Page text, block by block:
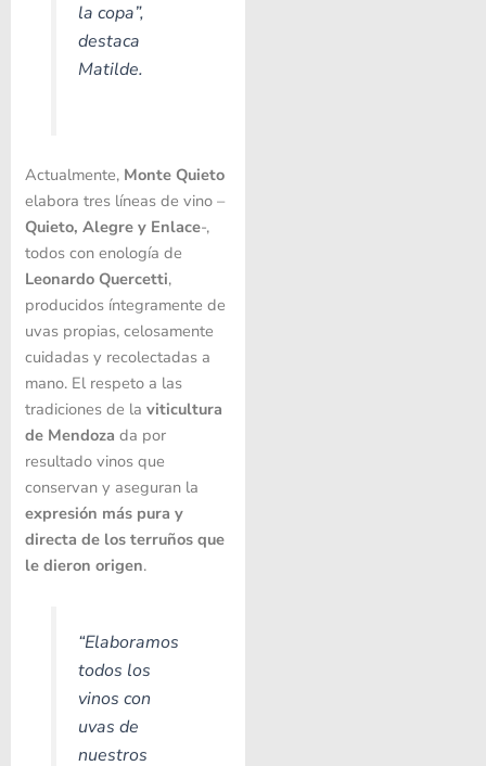
la copa”,
destaca
Matilde.
Actualmente, Monte Quieto
elabora tres líneas de vino –
Quieto, Alegre y Enlace-,
todos con enología de
Leonardo Quercetti,
producidos íntegramente de
uvas propias, celosamente
cuidadas y recolectadas a
mano. El respeto a las
tradiciones de la viticultura
de Mendoza da por
resultado vinos que
conservan y aseguran la
expresión más pura y
directa de los terruños que
le dieron origen.
“Elaboramos
todos los
vinos con
uvas de
nuestros